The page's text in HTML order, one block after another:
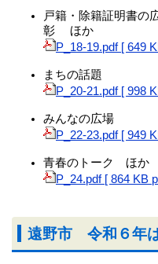
戸籍・除籍証明書の
彰 ほか
P_18-19.pdf [ 649
まちの話題
P_20-21.pdf [ 998
みんなの広場
P_22-23.pdf [ 949
青春のトーク ほか
P_24.pdf [ 864 KB
遠野市 令和６年